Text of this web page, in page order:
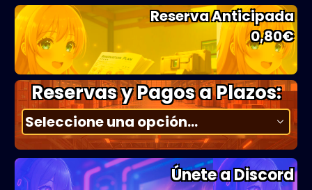
Reserva Anticipada
0,80€
Reservas y Pagos a Plazos:
Únete a Discord